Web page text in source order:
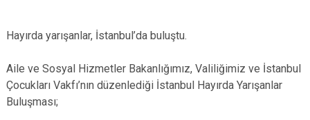
Hayırda yarışanlar, İstanbul’da buluştu.
Aile ve Sosyal Hizmetler Bakanlığımız, Valiliğimiz ve İstanbul
Çocukları Vakfı’nın düzenlediği İstanbul Hayırda Yarışanlar
Buluşması;